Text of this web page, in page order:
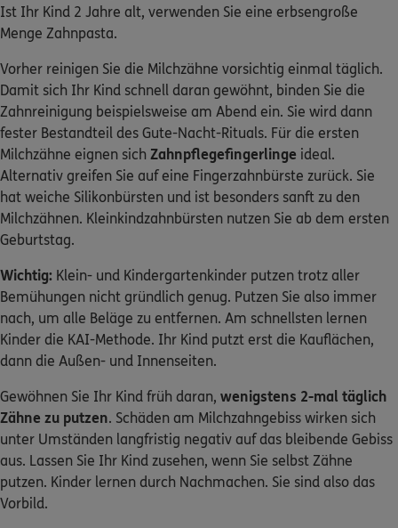
Ist Ihr Kind 2 Jahre alt, verwenden Sie eine erbsengroße
Menge Zahnpasta.
Vorher reinigen Sie die Milchzähne vorsichtig einmal täglich.
Damit sich Ihr Kind schnell daran gewöhnt, binden Sie die
Zahnreinigung beispielsweise am Abend ein. Sie wird dann
fester Bestandteil des Gute-Nacht-Rituals. Für die ersten
Milchzähne eignen sich Zahnpflegefingerlinge ideal.
Alternativ greifen Sie auf eine Fingerzahnbürste zurück. Sie
hat weiche Silikonbürsten und ist besonders sanft zu den
Milchzähnen. Kleinkindzahnbürsten nutzen Sie ab dem ersten
Geburtstag.
Wichtig: Klein- und Kindergartenkinder putzen trotz aller
Bemühungen nicht gründlich genug. Putzen Sie also immer
nach, um alle Beläge zu entfernen. Am schnellsten lernen
Kinder die KAI-Methode. Ihr Kind putzt erst die Kauflächen,
dann die Außen- und Innenseiten.
Gewöhnen Sie Ihr Kind früh daran, wenigstens 2-mal täglich
Zähne zu putzen. Schäden am Milchzahngebiss wirken sich
unter Umständen langfristig negativ auf das bleibende Gebiss
aus. Lassen Sie Ihr Kind zusehen, wenn Sie selbst Zähne
putzen. Kinder lernen durch Nachmachen. Sie sind also das
Vorbild.